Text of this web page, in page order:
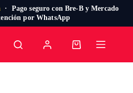
· Pago seguro con Bre-B y Mercado
por WhatsApp
Carro